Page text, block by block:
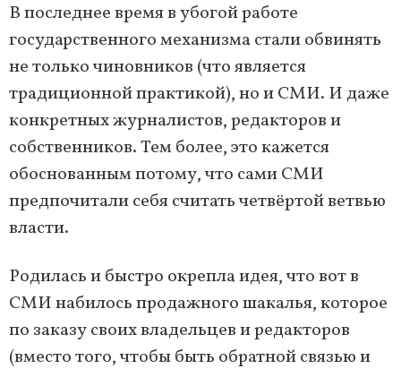
В последнее время в убогой работе
государственного механизма стали обвинять
не только чиновников (что является
традиционной практикой), но и СМИ. И даже
конкретных журналистов, редакторов и
собственников. Тем более, это кажется
обоснованным потому, что сами СМИ
предпочитали себя считать четвёртой ветвью
власти.
Родилась и быстро окрепла идея, что вот в
СМИ набилось продажного шакалья, которое
по заказу своих владельцев и редакторов
(вместо того, чтобы быть обратной связью и